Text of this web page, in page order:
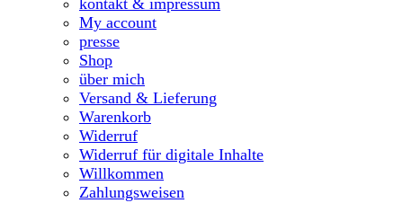
kontakt & impressum
My account
presse
Shop
über mich
Versand & Lieferung
Warenkorb
Widerruf
Widerruf für digitale Inhalte
Willkommen
Zahlungsweisen